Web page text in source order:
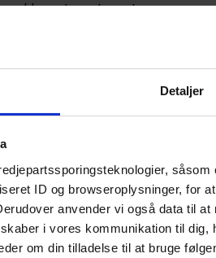
Detaljer
ID og browseroplysninger, for
anvender vi også data til
i vores kommunikation til
om din tilladelse til at bruge
restauranter
kogekunst
mange succesfulde og
du lægger vejen forbi Torbens
The Shrimp.
er Yaffa blevet født med